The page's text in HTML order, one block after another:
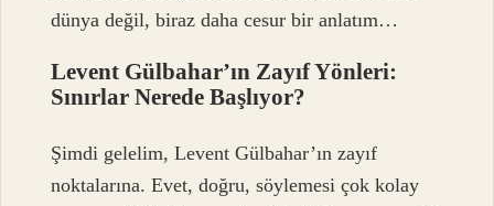
dünya değil, biraz daha cesur bir anlatım…
Levent Gülbahar’ın Zayıf Yönleri:
Sınırlar Nerede Başlıyor?
Şimdi gelelim, Levent Gülbahar’ın zayıf
noktalarına. Evet, doğru, söylemesi çok kolay